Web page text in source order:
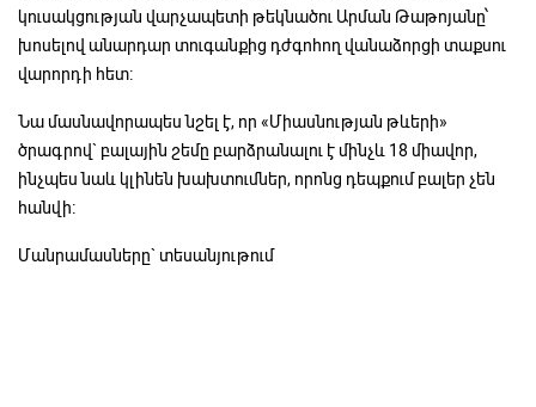
կուսակցության վարչապետի թեկնածու Արման Թաթոյանը՝
խոսելով անարդար տուգանքից դժգոհող վանաձորցի տաքսու
վարորդի հետ։
Նա մասնավորապես նշել է, որ «Միասնության թևերի»
ծրագրով` բալային շեմը բարձրանալու է մինչև 18 միավոր,
ինչպես նաև կլինեն խախտումներ, որոնց դեպքում բալեր չեն
հանվի։
Մանրամասները` տեսանյութում